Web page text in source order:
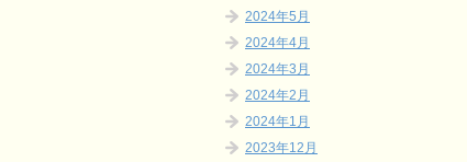
2024年5月
2024年4月
2024年3月
2024年2月
2024年1月
2023年12月